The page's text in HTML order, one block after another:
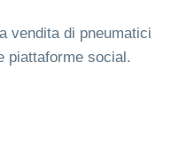
vendita di pneumatici
piattaforme social.